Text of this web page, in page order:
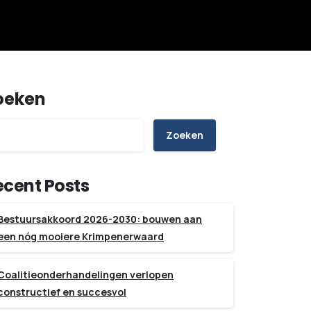
Zoeken
Posts
2026-2030: bouwen aan
nóg mooiere Krimpenerwaard
verlopen
en succesvol